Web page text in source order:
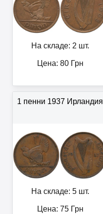
На складе: 2 шт.
Цена: 80Грн
1 пенни 1937 Ирландия
На складе: 5 шт.
Цена: 75Грн